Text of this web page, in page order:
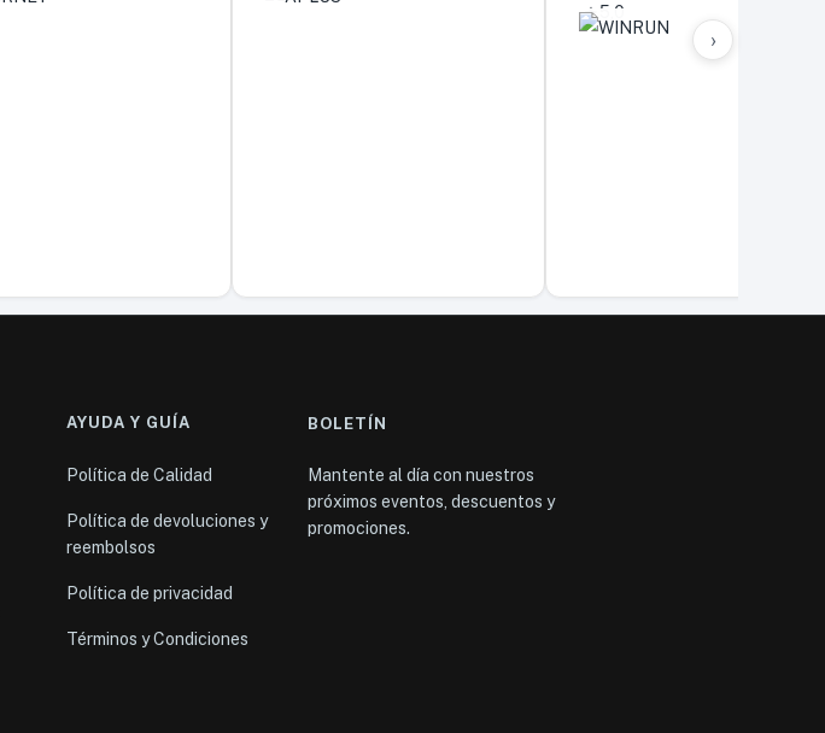
5,0
›
AYUDA Y GUÍA
Política de Calidad
Política de devoluciones y
reembolsos
Política de privacidad
Términos y Condiciones
BOLETÍN
Mantente al día con nuestros
próximos eventos, descuentos y
promociones.